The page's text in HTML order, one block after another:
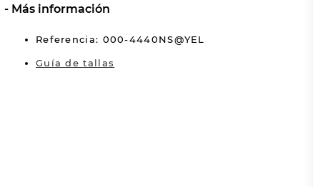
Más información
Referencia: 000-4440NS@YEL
Guía de tallas